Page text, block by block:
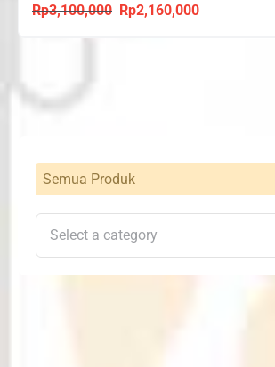
Rp3,100,000
Original
Rp2,160,000Current
Semua Produk